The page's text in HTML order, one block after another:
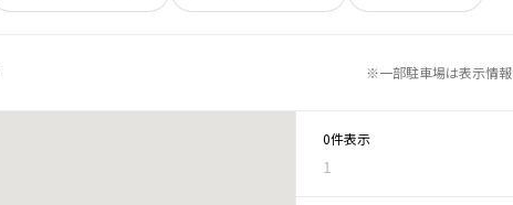
※一部駐車場は表示情
0件表示
1